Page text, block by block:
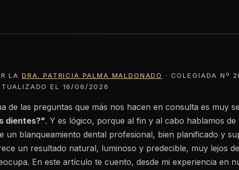
LA DRA. PATRICIA PALMA MALDONADO
· COLEGIADA Nº
EL 16/06/2026
de las preguntas que más nos hacen en consulta es muy
dientes?". Y es lógico, porque al fin y al cabo hablamos
un blanqueamiento dental profesional, bien planificado y
un resultado natural, luminoso y predecible, muy lejos
En este artículo te cuento, desde mi experiencia en